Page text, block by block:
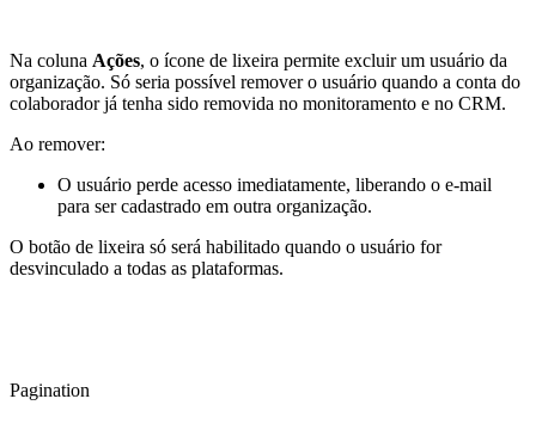
Na coluna Ações, o ícone de lixeira permite excluir um usuário da
organização. Só seria possível remover o usuário quando a conta do
colaborador já tenha sido removida no monitoramento e no CRM.
Ao remover:
O usuário perde acesso imediatamente, liberando o e-mail
para ser cadastrado em outra organização.
O botão de lixeira só será habilitado quando o usuário for
desvinculado a todas as plataformas.
Pagination